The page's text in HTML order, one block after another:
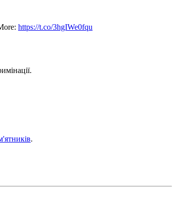
https://t.co/3hgIWe0fqu
.